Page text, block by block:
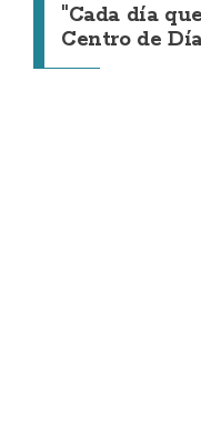
"Cada día
Centro de